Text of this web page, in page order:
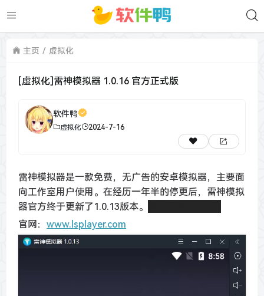
主页 虚拟化
[虚拟化]雷神模拟器 1.0.16 官方正式版
软件鸭
虚拟化 2024-7-16
雷神模拟器是一款免费，无广告的安卓模拟器，主要面
向工作室用户使用。在经历一年半的停更后，雷神模拟
器官方终于更新了1.0.13版本。
官网： www.lsplayer.com